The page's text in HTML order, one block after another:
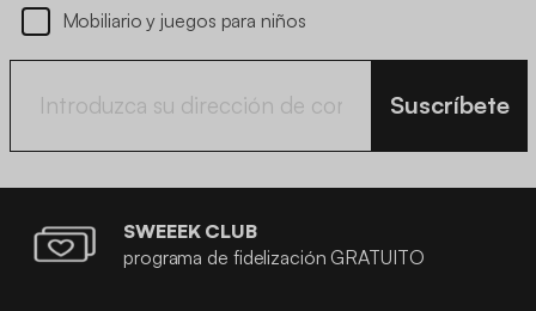
Mobiliario y juegos para niños
Suscríbete
SWEEEK CLUB
programa de fidelización GRATUITO